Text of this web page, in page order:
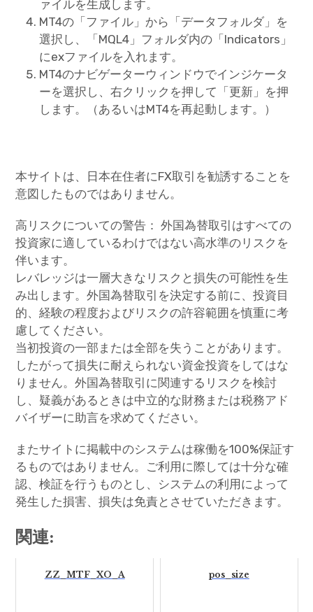
ァイルを生成します。
MT4の「ファイル」から「データフォルダ」を
選択し、「MQL4」フォルダ内の「Indicators」
にexファイルを入れます。
MT4のナビゲーターウィンドウでインジケータ
ーを選択し、右クリックを押して「更新」を押
します。（あるいはMT4を再起動します。）
本サイトは、日本在住者にFX取引を勧誘することを
意図したものではありません。
高リスクについての警告： 外国為替取引はすべての
投資家に適しているわけではない高水準のリスクを
伴います。
レバレッジは一層大きなリスクと損失の可能性を生
み出します。外国為替取引を決定する前に、投資目
的、経験の程度およびリスクの許容範囲を慎重に考
慮してください。
当初投資の一部または全部を失うことがあります。
したがって損失に耐えられない資金投資をしてはな
りません。外国為替取引に関連するリスクを検討
し、疑義があるときは中立的な財務または税務アド
バイザーに助言を求めてください。
またサイトに掲載中のシステムは稼働を100%保証す
るものではありません。ご利用に際しては十分な確
認、検証を行うものとし、システムの利用によって
発生した損害、損失は免責とさせていただきます。
関連:
ZZ_MTF_XO_A pos_size